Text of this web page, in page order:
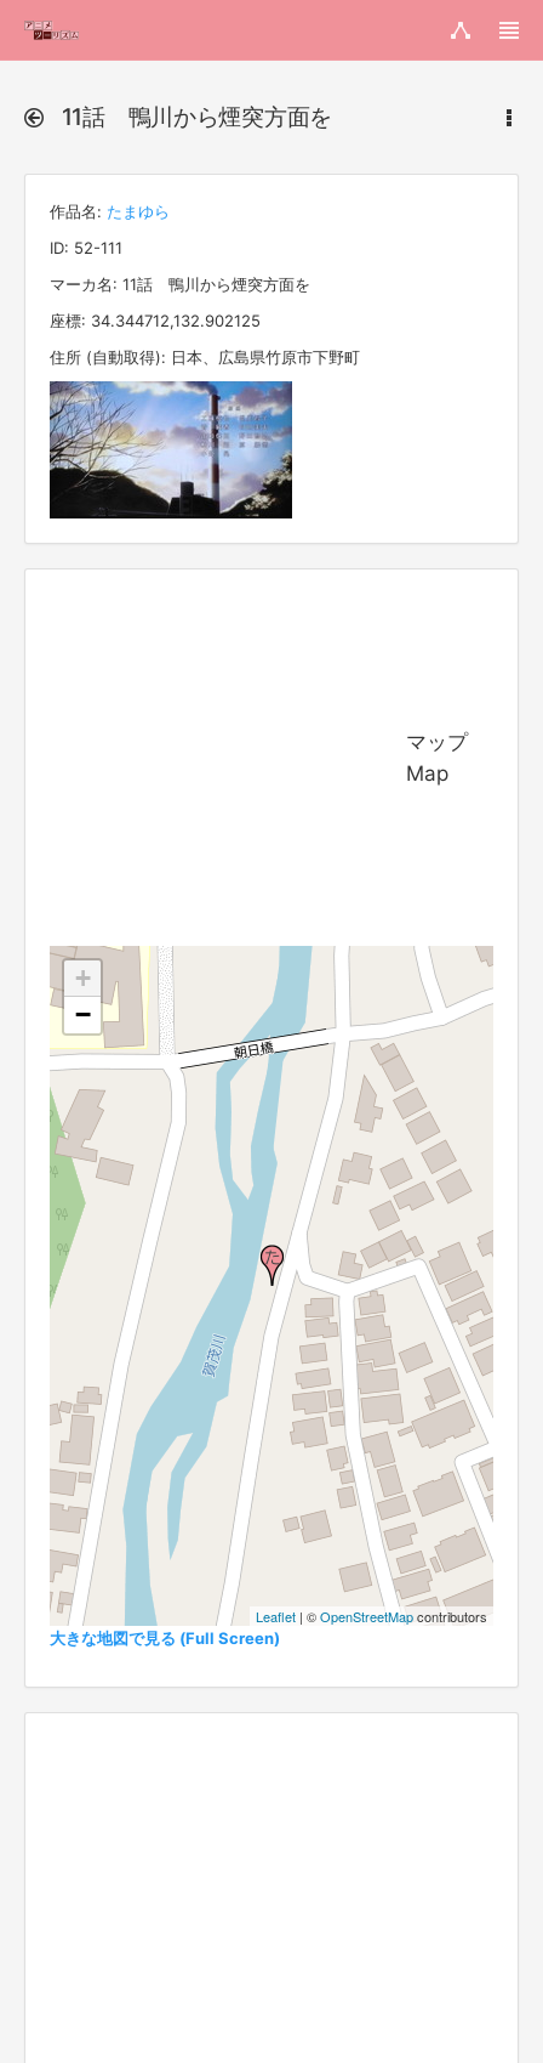
11話 鴨川から煙突方面を
作品名: たまゆら
ID: 52-111
マーカ名: 11話 鴨川から煙突方面を
座標: 34.344712,132.902125
住所 (自動取得): 日本、広島県竹原市下野町
マップ
Map
+
−
Leaflet | ©OpenStreetMapcontributors
大きな地図で見る (Full Screen)